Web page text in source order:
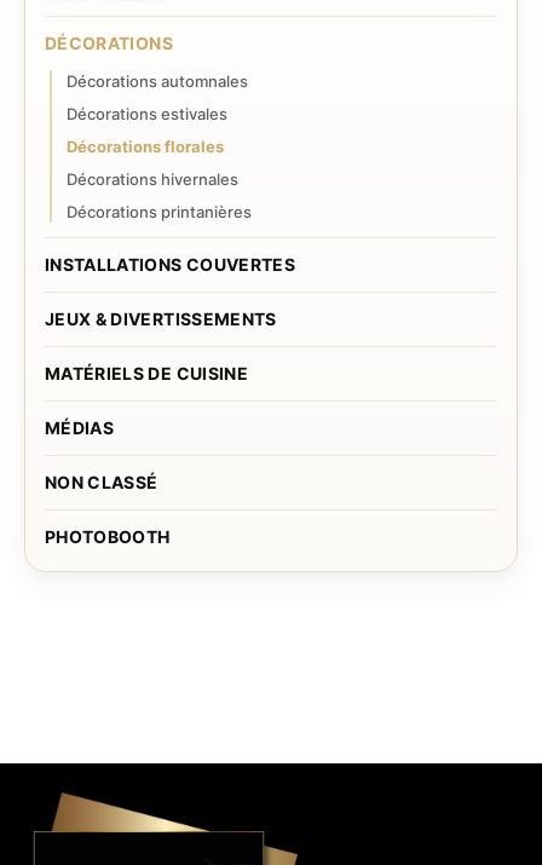
DÉCORATIONS
Décorations automnales
Décorations estivales
Décorations florales
Décorations hivernales
Décorations printanières
INSTALLATIONS COUVERTES
JEUX & DIVERTISSEMENTS
MATÉRIELS DE CUISINE
MÉDIAS
NON CLASSÉ
PHOTOBOOTH